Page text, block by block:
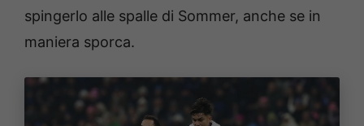
spingerlo alle spalle di Sommer, anche se in
maniera sporca.